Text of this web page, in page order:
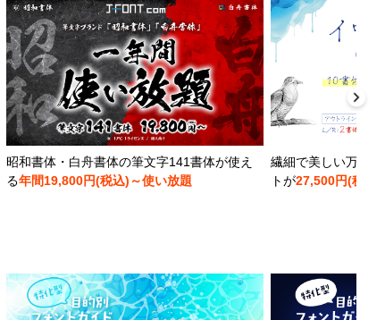
昭和書体・白舟書体の筆文字141書体が使え
る年間19,800円(税込)～使い放題
繊細で美しい万年
トが27,500円(税込)